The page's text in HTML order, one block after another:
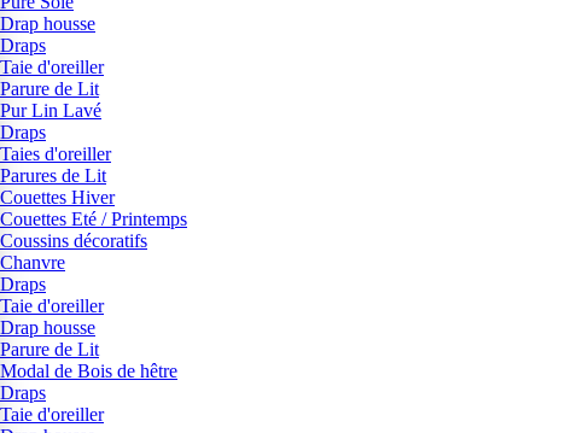
Drap housse
Draps
Taie d'oreiller
Parure de Lit
Pur Lin Lavé
Draps
Taies d'oreiller
Parures de Lit
Couettes Hiver
Couettes Eté / Printemps
Coussins décoratifs
Chanvre
Draps
Taie d'oreiller
Drap housse
Parure de Lit
Modal de Bois de hêtre
Draps
Taie d'oreiller